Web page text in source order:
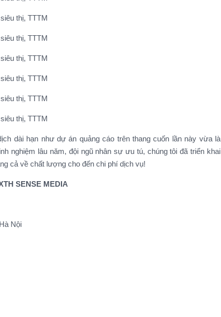
dài hạn như dự án quảng cáo trên thang cuốn lần này vừa là
nghiệm lâu năm, đội ngũ nhân sự ưu tú, chúng tôi đã triển khai
cả về chất lượng cho đến chi phí dịch vụ!
SENSE MEDIA
Nội